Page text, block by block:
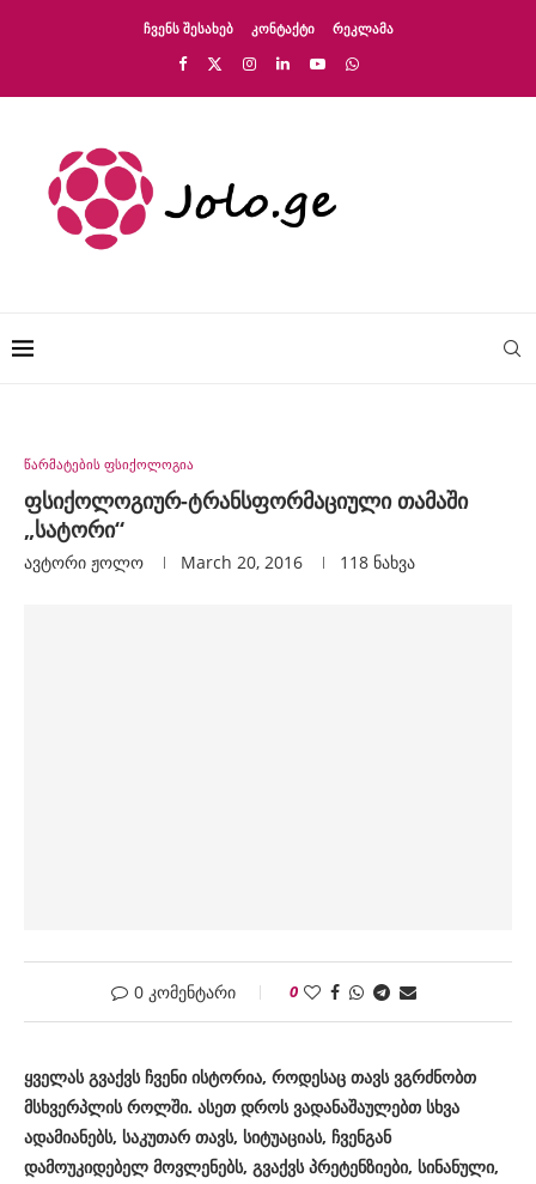
ᲩᲕᲔᲜᲡ ᲨᲔᲡᲐᲮᲔᲑ ᲙᲝᲜᲢᲐᲥᲢᲘ ᲠᲔᲙᲚᲐᲛᲐ
წარმატების ფსიქოლოგია
ფსიქოლოგიურ-ტრანსფორმაციული თამაში
„სატორი“
ავტორი Ჟოლო March 20, 2016 118 ნახვა
0 კომენტარი 0
ყველას გვაქვს ჩვენი ისტორია, როდესაც თავს ვგრძნობთ
მსხვერპლის როლში. ასეთ დროს ვადანაშაულებთ სხვა
ადამიანებს, საკუთარ თავს, სიტუაციას, ჩვენგან
დამოუკიდებელ მოვლენებს, გვაქვს პრეტენზიები, სინანული,